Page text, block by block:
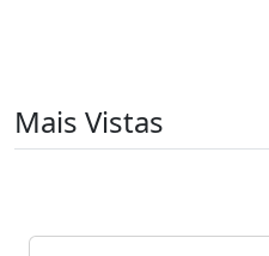
Mais Vistas